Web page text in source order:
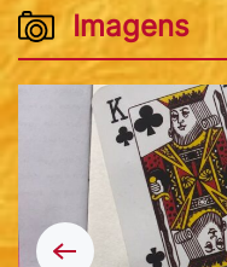
Imagens